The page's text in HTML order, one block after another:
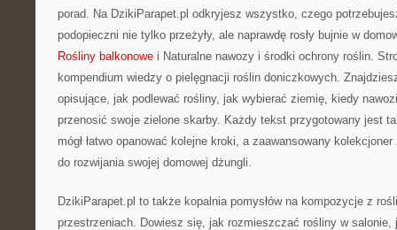
porad. Na DzikiParapet.pl odkryjesz wszystko, czego
podopieczni nie tylko przeżyły, ale naprawdę rosły bujnie w
Rośliny balkonowe i Naturalne nawozy i środki ochrony roślin.
kompendium wiedzy o pielęgnacji roślin doniczkowych.
opisujące, jak podlewać rośliny, jak wybierać ziemię, kiedy
przenosić swoje zielone skarby. Każdy tekst przygotowany jest
mógł łatwo opanować kolejne kroki, a zaawansowany
do rozwijania swojej domowej dżungli.
DzikiParapet.pl to także kopalnia pomysłów na kompozycje z
przestrzeniach. Dowiesz się, jak rozmieszczać rośliny w